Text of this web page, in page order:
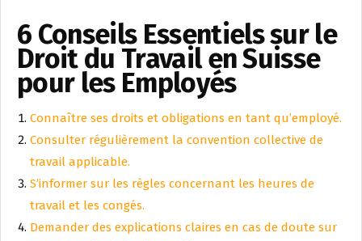
6 Conseils Essentiels sur le
Droit du Travail en Suisse
pour les Employés
Connaître ses droits et obligations en tant qu’employé.
Consulter régulièrement la convention collective de
travail applicable.
S’informer sur les règles concernant les heures de
travail et les congés.
Demander des explications claires en cas de doute sur